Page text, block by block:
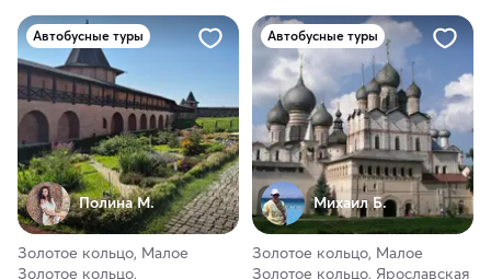
Автобусные туры
Полина М.
Золотое кольцо, Малое
Золотое кольцо,
Автобусные туры
Михаил Б.
Золотое кольцо, Малое
Золотое кольцо, Ярославская